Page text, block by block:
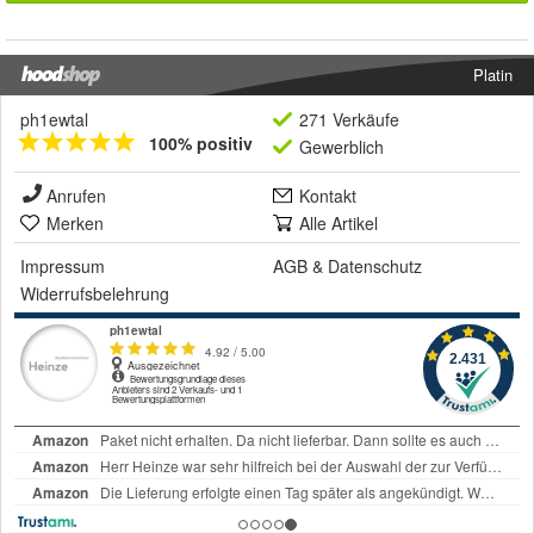
Platin
ph1ewtal
100% positiv
271 Verkäufe
Gewerblich
Anrufen
Kontakt
Merken
Alle Artikel
Impressum
AGB & Datenschutz
Widerrufsbelehrung